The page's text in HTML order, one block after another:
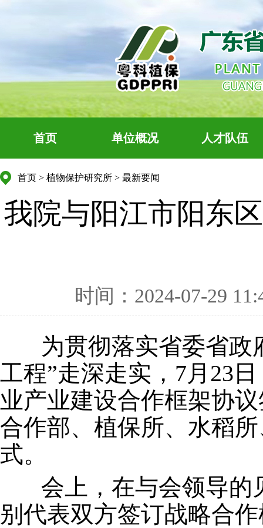
首页 单位概况 人才队伍
首页 > 植物保护研究所 > 最新要闻
我院与阳江市阳东
时间：2024-07-29
为贯彻落实省委省政
工程”走深走实，7月23
业产业建设合作框架协
合作部、植保所、水稻
式。
会上，在与会领导的
别代表双方签订战略合